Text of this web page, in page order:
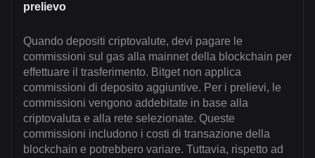
prelievo
Quando depositi criptovalute, devi pagare le
commissioni sul gas alla mainnet della blockchain per
effettuare il trasferimento. Bitget non applica
commissioni di deposito aggiuntive. Per i prelievi, le
commissioni vengono addebitate in base alla
criptovaluta e alla rete selezionate. Queste
commissioni includono i costi di transazione della
blockchain e potrebbero variare. Tuttavia, rispetto ad